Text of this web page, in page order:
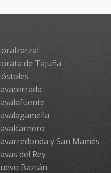
de Tajuña
y San Mamés
del Rey
Baztán